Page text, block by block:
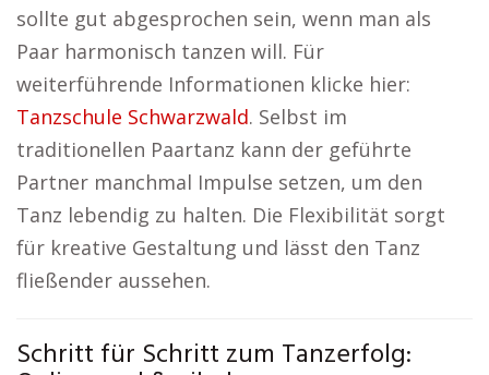
sollte gut abgesprochen sein, wenn man als
Paar harmonisch tanzen will. Für
weiterführende Informationen klicke hier:
Tanzschule Schwarzwald. Selbst im
traditionellen Paartanz kann der geführte
Partner manchmal Impulse setzen, um den
Tanz lebendig zu halten. Die Flexibilität sorgt
für kreative Gestaltung und lässt den Tanz
fließender aussehen.
Schritt für Schritt zum Tanzerfolg: